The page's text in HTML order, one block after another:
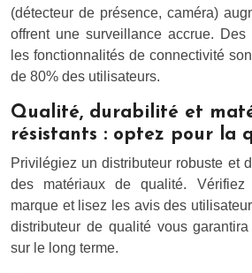
(détecteur de présence, caméra)
offrent une surveillance accrue. Des
les fonctionnalités de connectivité
de 80% des utilisateurs.
Qualité, durabilité et
résistants : optez pour la
Privilégiez un distributeur robuste et
des matériaux de qualité.
marque et lisez les avis des
distributeur de qualité vous
sur le long terme.